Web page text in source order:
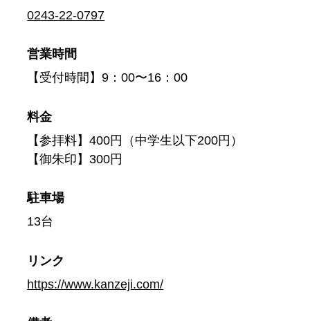
0243-22-0797
営業時間
【受付時間】9：00〜16：00
料金
【参拝料】400円（中学生以下200円）
【御朱印】300円
駐車場
13台
リンク
https://www.kanzeji.com/